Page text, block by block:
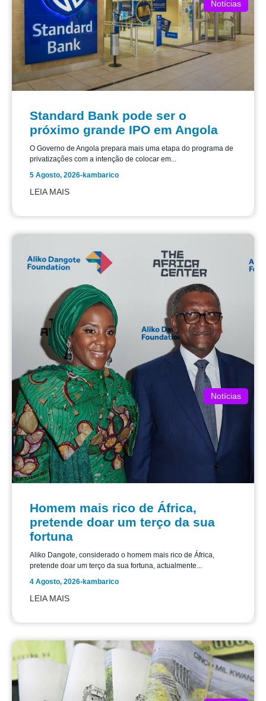
Notícias
Standard Bank pode ser o
próximo grande IPO em Angola
O Governo de Angola prepara mais uma etapa do programa de
privatizações com a intenção de colocar em...
5 Agosto, 2026-kambarico
LEIA MAIS
Notícias
Homem mais rico de África,
pretende doar um terço da sua
fortuna
Aliko Dangote, considerado o homem mais rico de África,
pretende doar um terço da sua fortuna, actualmente...
4 Agosto, 2026-kambarico
LEIA MAIS